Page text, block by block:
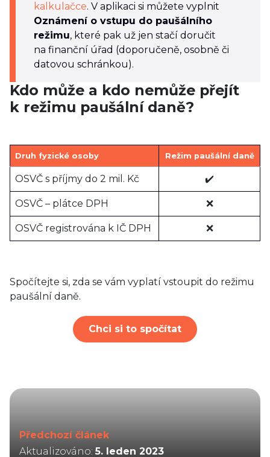
kalkulačce. V aplikaci si můžete vyplnit
Oznámení o vstupu do paušálního
režimu, které pak už jen stačí doručit
na finanční úřad (doporučeně, osobně či
datovou schránkou).
Kdo může a kdo nemůže přejít
k režimu paušální daně?
Druh fyzické osoby Režim paušální daně
OSVČ s příjmy do 2 mil. Kč ✔️
OSVČ – plátce DPH ❌
OSVČ registrována k IČ DPH ❌
Spočítejte si, zda se vám vyplatí vstoupit do režimu
paušální daně.
Chci si to spočítat
Předchozí článek
Aktualizováno: 5. leden 2023